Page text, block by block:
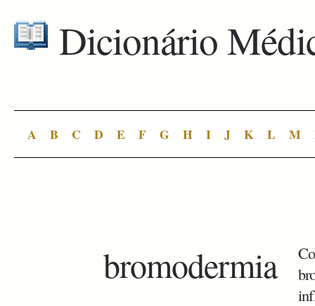
Dicionário
A B C D E F G H I J K L M
bromodermia